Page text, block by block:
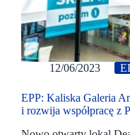
12/06/2023
EPP: Kaliska Galeria
i rozwija współpracę z